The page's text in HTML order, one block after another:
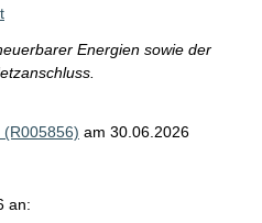
Energien sowie der
(R005856) am 30.06.2026
an: